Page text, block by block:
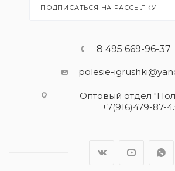
ПОДПИСАТЬСЯ НА РАССЫЛКУ
8 495 669-96-37
polesie-
Оптовый отдел
+7(916)479-87-